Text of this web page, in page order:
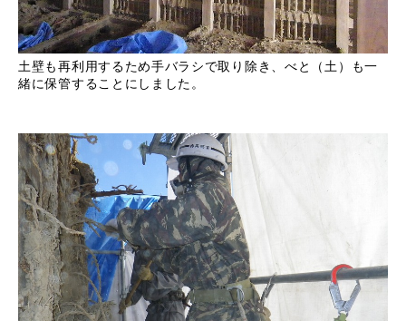
土壁も再利用するため手バラシで取り除き、べと（土）も一
緒に保管することにしました。